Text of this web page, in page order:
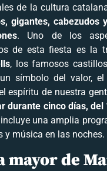
de la cultura
gigantes, cabezudos
. Uno de los
de esta fiesta es la
, los famosos
símbolo del valor, el
espíritu de nuestra
durante cinco días, del
incluye una amplia
y música en las noches.
mayor de